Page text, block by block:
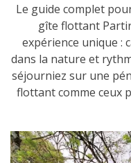
Le guide complet
gîte flottant
expérience unique :
dans la nature et
séjourniez sur une
flottant comme ceux